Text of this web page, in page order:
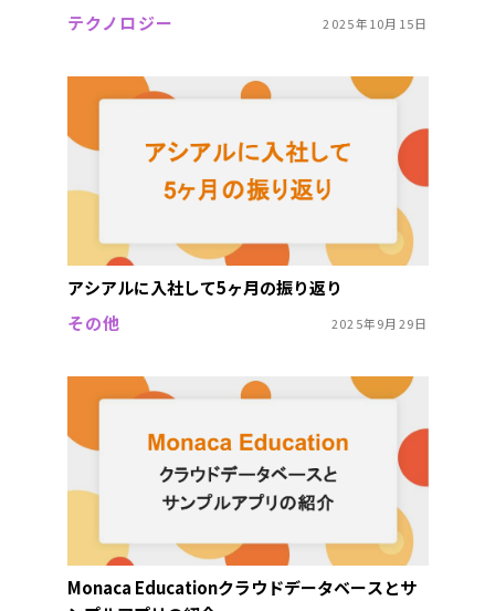
テクノロジー
2025年10月15日
アシアルに入社して5ヶ月の振り返り
その他
2025年9月29日
Monaca Educationクラウドデータベースとサ